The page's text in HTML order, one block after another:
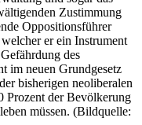
Zustimmung
Oppositionsführer
er ein Instrument
des
im neuen Grundgesetz
bisherigen neoliberalen
Prozent der Bevölkerung
müssen. (Bildquelle: